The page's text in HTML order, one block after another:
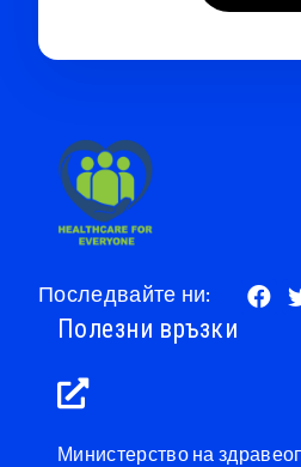
Последвайте ни:
Полезни връзки
Министерство на